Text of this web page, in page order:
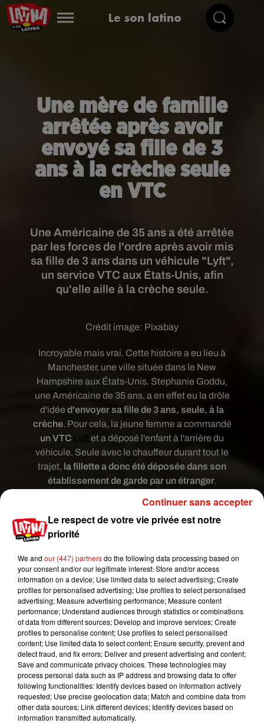
Le son latino
Une mère de famille
arrêtée après avoir
envoyé sa fille de 3
ans à la crèche seule
en VTC
Publié : 12 janvier 2021 à 13h40 par A.L.
Une Américaine de 35 ans a été arrêtée
par les forces de l'ordre après avoir mis
sa fille de 3 ans dans un véhicule "Lyft",
un service VTC aux États-Unis, afin
qu'elle aille à la crèche seule.
Crédit image: Pixabay
Incroyable mais vrai. Cette histoire a eu lieu à
Manchester, une ville située dans le New
Hampshire aux États-Unis. Stephanie Goddu,
une Américaine de 35 ans, a en effet eu la drôle
d'idée d'envoyer sa fille de 3 ans, seule, à la
crèche. Pour cela, la jeune femme a commandé
un VTC
et a déposé l'enfant à l'arrière du
véhicule. Seule avec le chauffeur durant tout le
trajet, la fillette a donc été déposée dans son
établissement de garde par un étranger.
La police prévenue
Mise au courant des faits lorsque la mère ne s'est
pas présentée à la crèche pour récupérer sa fille
l'après-midi, la police s'est alors rendue au
domicile de Stephanie Goddu. Sur place, les
autorités ont découvert son second enfant, un
bébé de trois mois, installé dans un siège pour
bébé dans des vêtements trop chauds juste à côté
du radiateur, et"couvert d'urine". La jeune femme
a été arrêtée et estaujourd'hui poursuivie pour
mise en danger de la vie d'autrui.
Mundo Latino
Le respect de votre vie privée est notre
priorité
We and our (447) partnersdo the following data processing based on
your consent and/or our legitimate interest: Store and/or access
information on a device; Use limited data to select advertising; Create
profiles for personalised advertising; Use profiles to select personalised
advertising; Measure advertising performance; Measure content
performance; Understand audiences through statistics or combinations
of data from different sources; Develop and improve services; Create
profiles to personalise content; Use profiles to select personalised
content; Use limited data to select content; Ensure security, prevent and
detect fraud, and fix errors; Deliver and present advertising and content;
Save and communicate privacy choices. These technologies may
process personal data such as IP address and browsing data to offer
following functionalities: Identify devices based on information actively
requested; Use precise geolocation data; Match and combine data from
other data sources; Link different devices; Identify devices based on
information transmitted automatically.
Continuer sans accepter